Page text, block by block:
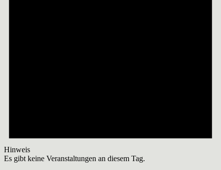
Hinweis
Es gibt keine Veranstaltungen an diesem Tag.